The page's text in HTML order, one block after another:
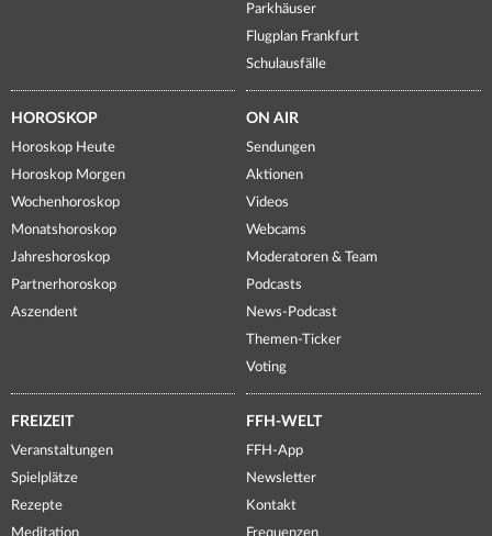
Parkhäuser
Flugplan Frankfurt
Schulausfälle
HOROSKOP
Horoskop Heute
Horoskop Morgen
Wochenhoroskop
Monatshoroskop
Jahreshoroskop
Partnerhoroskop
Aszendent
ON AIR
Sendungen
Aktionen
Videos
Webcams
Moderatoren & Team
Podcasts
News-Podcast
Themen-Ticker
Voting
FREIZEIT
Veranstaltungen
Spielplätze
Rezepte
Meditation
FFH-WELT
FFH-App
Newsletter
Kontakt
Frequenzen